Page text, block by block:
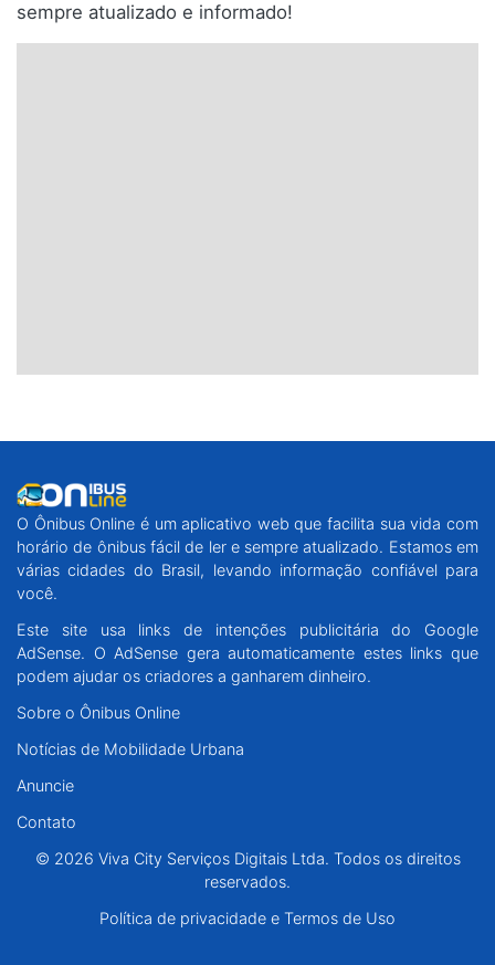
sempre atualizado e informado!
O Ônibus Online é um aplicativo web que facilita sua vida com
horário de ônibus fácil de ler e sempre atualizado. Estamos em
várias cidades do Brasil, levando informação confiável para
você.
Este site usa links de intenções publicitária do Google
AdSense. O AdSense gera automaticamente estes links que
podem ajudar os criadores a ganharem dinheiro.
Sobre o Ônibus Online
Notícias de Mobilidade Urbana
Anuncie
Contato
© 2026 Viva City Serviços Digitais Ltda. Todos os direitos
reservados.
Política de privacidade e Termos de Uso